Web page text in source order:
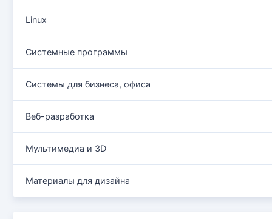
Linux
Системные программы
Системы для бизнеса, офиса
Веб-разработка
Мультимедиа и 3D
Материалы для дизайна